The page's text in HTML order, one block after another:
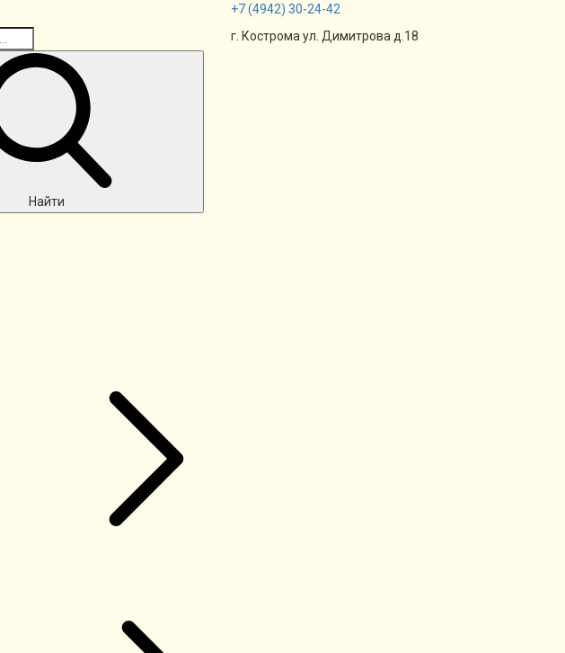
Найти
+7(4942) 30-24-42
г. Кострома ул. Димитрова д.18